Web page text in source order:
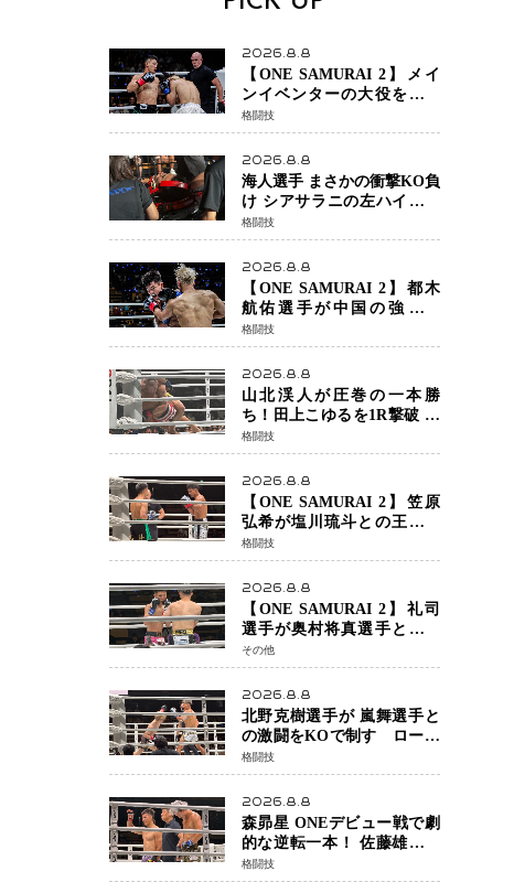
2026.8.8
【ONE SAMURAI 2】メイ
ンイベンターの大役をしっ
かりやってのけた野杁正明
が衝撃のリベンジ！ リ
ウ・メンヤンを1R・2分59秒
KO、左カウンターで完全決
着
格闘技
2026.8.8
海人選手 まさかの衝撃KO負
け シアサラニの左ハイが炸
裂 リベンジ戦は一瞬で決着
格闘技
2026.8.8
【ONE SAMURAI 2】都木
航佑選手が中国の強豪ル
オ・チャオ選手の猛攻を受
けながらも的確な攻撃で応
戦 最後まで打ち合うも判
定でチャオに軍配
格闘技
2026.8.8
山北渓人が圧巻の一本勝
ち！田上こゆるを1R撃破 ケ
ルベロスチョークで存在感
を示す
格闘技
2026.8.8
【ONE SAMURAI 2】笠原
弘希が塩川琉斗との王者対
決を制す 圧力で主導権を握
り判定勝利
格闘技
2026.8.8
【ONE SAMURAI 2】礼司
選手が奥村将真選手との接
戦を制す カウンターと正確
な打撃で判定勝利
その他
2026.8.8
北野克樹選手が 嵐舞選手と
の激闘をKOで制す ローブ
ローが相次ぐ波乱の展開…
涙の勝利「生まれてくる娘
のために750万円を使いた
い」
格闘技
2026.8.8
森昴星 ONEデビュー戦で劇
的な逆転一本！ 佐藤雄介の
強烈な打撃を耐え抜き、リ
アネイキッドチョークで勝
格闘技